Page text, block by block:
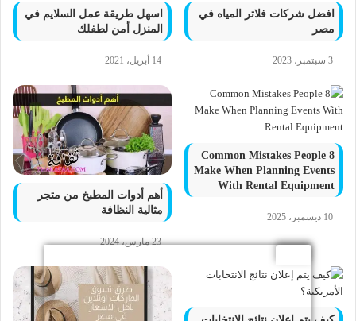
افضل شركات فلاتر المياه في
مصر
3 سبتمبر، 2023
اسهل طريقة عمل السلايم في
المنزل أمن لطفلك
14 أبريل، 2021
8 Common Mistakes People
Make When Planning Events
With Rental Equipment
10 ديسمبر، 2025
أهم أدوات المطبخ من متجر
مثالية النظافة
23 مارس، 2024